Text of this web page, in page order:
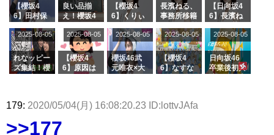
スタジオ出
演決定
ナンタラ】
京ドーム公
演】
た結果･･･
【激レアさ
きた。】
【櫻坂4
6】田村保
ージを脱い
でいた理由
良い品揃
え！櫻坂4
グル『Mak
e or Brea
k』オフィ
シャルグッ
ズ絶賛販売
【櫻坂4
6】くりぃ
の2人を手
玉に取る大
沼晶保【く
りぃむナン
タラ】
長濱ねる、
事務所移籍
属を発表
【日向坂4
6】長濱ね
ら移籍しフ
ラーム所属
に。これで
事務所に所
属している
れなッピー
ズ集結！櫻
「ラヴィッ
スタジオ出
2025-08-05
【櫻坂4
6】原因は
ざわつかせ
2025-08-05
櫻坂46武
元唯衣×大
さんに恐怖
2025-08-05
【櫻坂4
6】なすな
て...【ラヴ
2025-08-05
日向坂46
卒業後初共
2025-08-05
179: 2020/05/04(月) 16:08:20.23 ID:lottvJAfa
>>177